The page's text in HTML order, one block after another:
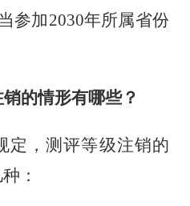
参加2030年所属省份
的情形有哪些？
定，测评等级注销的
：